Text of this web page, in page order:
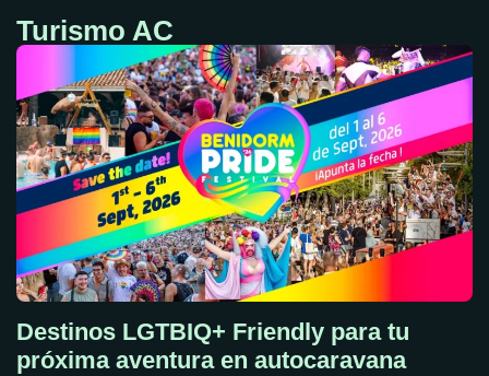
Turismo AC
Destinos LGTBIQ+ Friendly para tu
próxima aventura en autocaravana